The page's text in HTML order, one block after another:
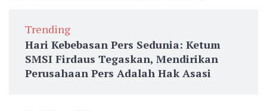
Trending
Hari Kebebasan Pers Sedunia: Ketum
SMSI Firdaus Tegaskan, Mendirikan
Perusahaan Pers Adalah Hak Asasi